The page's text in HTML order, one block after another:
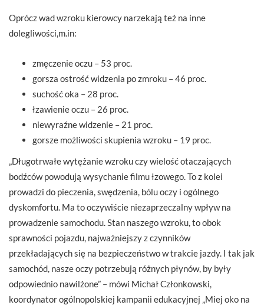
Oprócz wad wzroku kierowcy narzekają też na inne
dolegliwości,m.in:
zmęczenie oczu – 53 proc.
gorsza ostrość widzenia po zmroku – 46 proc.
suchość oka – 28 proc.
łzawienie oczu – 26 proc.
niewyraźne widzenie – 21 proc.
gorsze możliwości skupienia wzroku – 19 proc.
„Długotrwałe wytężanie wzroku czy wielość otaczających
bodźców powodują wysychanie filmu łzowego. To z kolei
prowadzi do pieczenia, swędzenia, bólu oczy i ogólnego
dyskomfortu. Ma to oczywiście niezaprzeczalny wpływ na
prowadzenie samochodu. Stan naszego wzroku, to obok
sprawności pojazdu, najważniejszy z czynników
przekładających się na bezpieczeństwo w trakcie jazdy. I tak jak
samochód, nasze oczy potrzebują różnych płynów, by były
odpowiednio nawilżone” – mówi Michał Członkowski,
koordynator ogólnopolskiej kampanii edukacyjnej „Miej oko na